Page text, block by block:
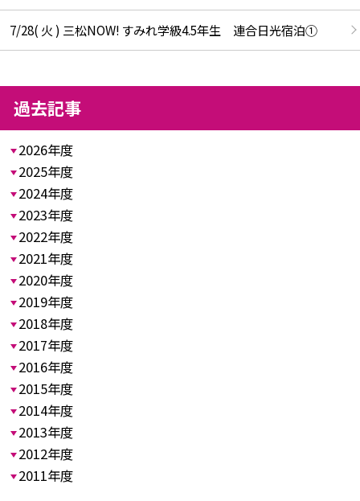
7/28( 火 ) 三松NOW! すみれ学級4.5年生 連合日光宿泊①
過去記事
2026年度
2025年度
2024年度
2023年度
2022年度
2021年度
2020年度
2019年度
2018年度
2017年度
2016年度
2015年度
2014年度
2013年度
2012年度
2011年度